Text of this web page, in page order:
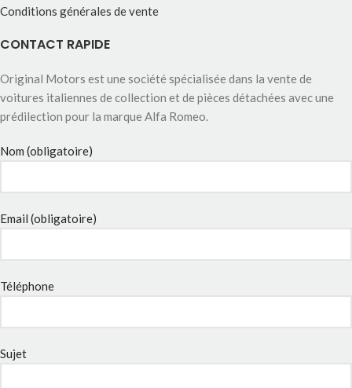
Conditions générales de vente
CONTACT RAPIDE
Original Motors est une société spécialisée dans la vente de
voitures italiennes de collection et de pièces détachées avec une
prédilection pour la marque Alfa Romeo.
Nom (obligatoire)
Email (obligatoire)
Téléphone
Sujet